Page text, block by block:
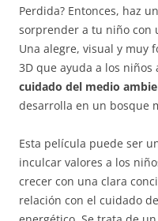
Perdida? Entonces, haz
sorprender a tu niño con
Una alegre, visual y muy
3D que ayuda a los
cuidado del medio
desarrolla en un bosque
Esta película puede ser
inculcar valores a los
crecer con una clara
relación con el cuidado